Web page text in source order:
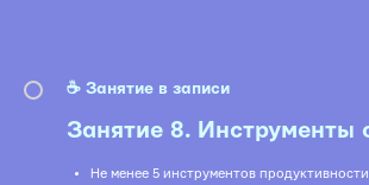
☕️ Занятие в записи
Занятие 8. Инструменты
Не менее 5 инструментов продуктивности